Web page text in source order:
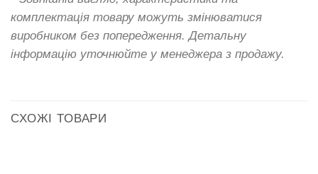
комплектація товару можуть змінюватися
виробником без попередження. Детальну
інформацію уточнюйте у менеджера з продажу.
СХОЖІ ТОВАРИ